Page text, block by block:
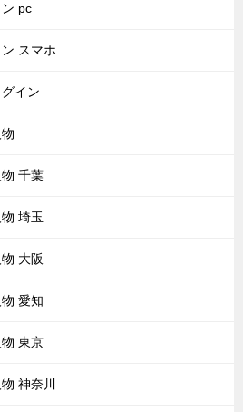
pc
スマホ
イン
千葉
埼玉
大阪
愛知
東京
神奈川